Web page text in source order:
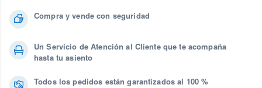
Compra y vende con seguridad
Un Servicio de Atención al Cliente que te acompaña
hasta tu asiento
Todos los pedidos están garantizados al 100 %